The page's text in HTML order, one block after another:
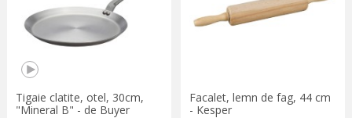
Tigaie clatite, otel, 30cm,
"Mineral B" - de Buyer
Facalet, lemn de fag, 44 cm
- Kesper